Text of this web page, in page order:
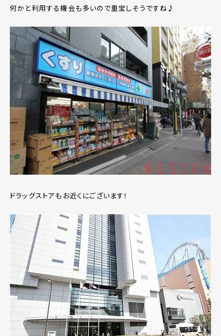
何かと利用する機会も多いので重宝しそうですね♪
ドラッグストアもお近くにございます！